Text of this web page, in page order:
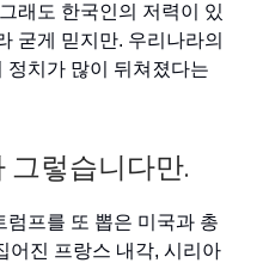
래도 한국인의 저력이 있
굳게 믿지만. 우리나라의
정치가 많이 뒤쳐졌다는
그렇습니다만.
프를 또 뽑은 미국과 총
어진 프랑스 내각, 시리아